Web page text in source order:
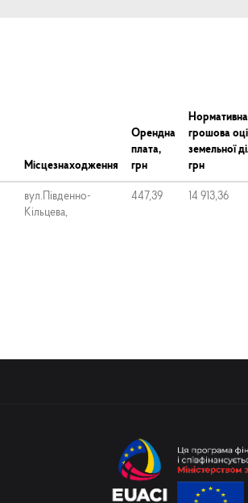
Місцезнаходження
Орендна
плата,
грн
Нормативна
грошова
земельної
грн
вул.Південно-
Кільцева,
447,39 14 913,36